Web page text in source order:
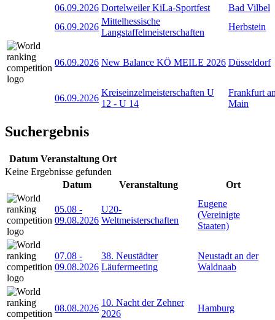
06.09.2026 Dortelweiler KiLa-Sportfest
Bad Vilbel
06.09.2026
Mittelhessische
Langstaffelmeisterschaften
Herbstein
06.09.2026 New Balance KÖ MEILE 2026 Düsseldorf
06.09.2026
Kreiseinzelmeisterschaften U
12 - U 14
Frankfurt
Main
Suchergebnis
Datum Veranstaltung Ort
Keine Ergebnisse gefunden
Datum
Veranstaltung Ort
05.08 -
09.08.2026
U20-
Weltmeisterschaften
Eugene
(Vereinigte
Staaten)
07.08 -
09.08.2026
38. Neustädter
Läufermeeting
Neustadt an der
Waldnaab
08.08.2026
10. Nacht der Zehner
2026
Hamburg